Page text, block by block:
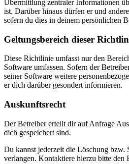
Übermittlung zentraler Informationen
ist. Darüber hinaus dürfen er und
sofern du dies in deinem persönlichen
Geltungsbereich dieser
Diese Richtlinie umfasst nur den
Software umfassen. Sofern der
seiner Software weitere
er dich darüber gesondert informieren.
Auskunftsrecht
Der Betreiber erteilt dir auf Anfrage
dich gespeichert sind.
Du kannst jederzeit die Löschung bzw.
verlangen. Kontaktiere hierzu bitte den